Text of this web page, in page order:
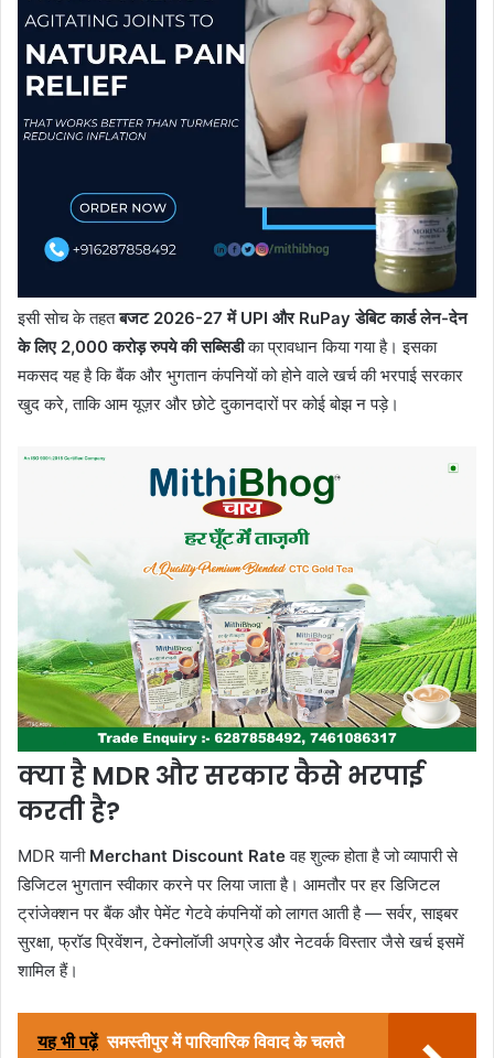
इसी सोच के तहतबजट 2026-27 में UPI और RuPay डेबिट कार्ड लेन-देन
के लिए 2,000 करोड़ रुपये की सब्सिडीका प्रावधान किया गया है। इसका
मकसद यह है कि बैंक और भुगतान कंपनियों को होने वाले खर्च की भरपाई सरकार
खुद करे, ताकि आम यूज़र और छोटे दुकानदारों पर कोई बोझ न पड़े।
क्या है MDR और सरकार कैसे भरपाई
करती है?
MDR यानी Merchant Discount Rateवह शुल्क होता है जो व्यापारी से
डिजिटल भुगतान स्वीकार करने पर लिया जाता है। आमतौर पर हर डिजिटल
ट्रांजेक्शन पर बैंक और पेमेंट गेटवे कंपनियों को लागत आती है — सर्वर, साइबर
सुरक्षा, फ्रॉड प्रिवेंशन, टेक्नोलॉजी अपग्रेड और नेटवर्क विस्तार जैसे खर्च इसमें
शामिल हैं।
यह भी पढ़ें समस्तीपुर में पारिवारिक विवाद के चलते